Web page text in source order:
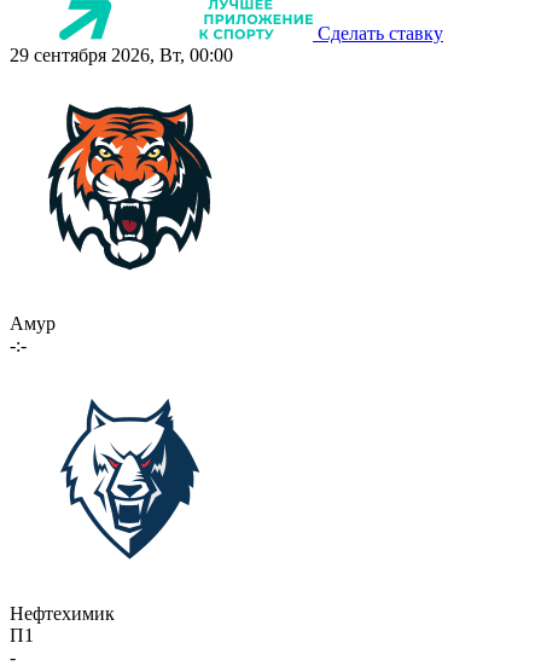
Сделать ставку
29 сентября 2026, Вт, 00:00
Амур
-:-
Нефтехимик
П1
-